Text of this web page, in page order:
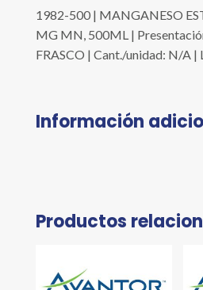
1982-500 | MANGANESO
MG MN, 500ML |
FRASCO | Cant./unidad: N/A |
Información
Productos